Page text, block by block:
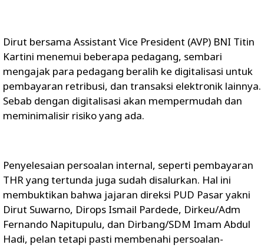
Dirut bersama Assistant Vice President (AVP) BNI Titin
Kartini menemui beberapa pedagang, sembari
mengajak para pedagang beralih ke digitalisasi untuk
pembayaran retribusi, dan transaksi elektronik lainnya.
Sebab dengan digitalisasi akan mempermudah dan
meminimalisir risiko yang ada.
Penyelesaian persoalan internal, seperti pembayaran
THR yang tertunda juga sudah disalurkan. Hal ini
membuktikan bahwa jajaran direksi PUD Pasar yakni
Dirut Suwarno, Dirops Ismail Pardede, Dirkeu/Adm
Fernando Napitupulu, dan Dirbang/SDM Imam Abdul
Hadi, pelan tetapi pasti membenahi persoalan-